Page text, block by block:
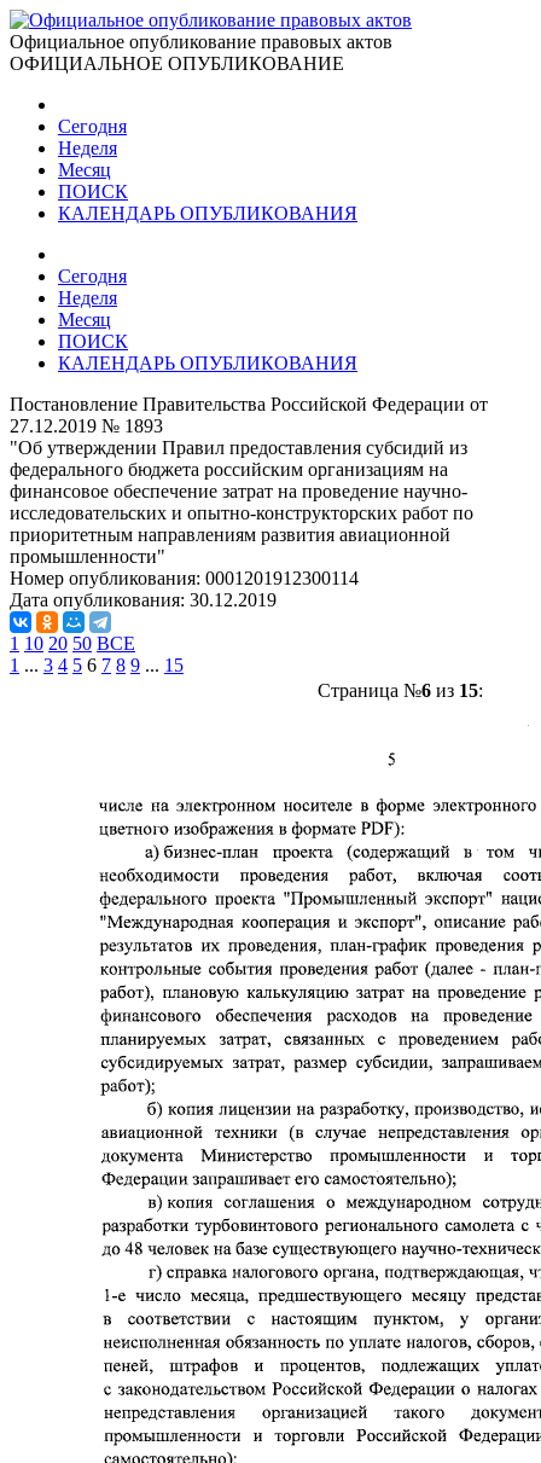
Официальное опубликование правовых актов
ОФИЦИАЛЬНОЕ ОПУБЛИКОВАНИЕ
Сегодня
Неделя
Месяц
ПОИСК
КАЛЕНДАРЬ ОПУБЛИКОВАНИЯ
Сегодня
Неделя
Месяц
ПОИСК
КАЛЕНДАРЬ ОПУБЛИКОВАНИЯ
Постановление Правительства Российской Федерации от
27.12.2019 № 1893
"Об утверждении Правил предоставления субсидий из
федерального бюджета российским организациям на
финансовое обеспечение затрат на проведение научно-
исследовательских и опытно-конструкторских работ по
приоритетным направлениям развития авиационной
промышленности"
Номер опубликования: 0001201912300114
Дата опубликования: 30.12.2019
1 10 20 50 ВСЕ
1 ... 3 4 5 6 7 8 9 ... 15
Страница №6из 15: